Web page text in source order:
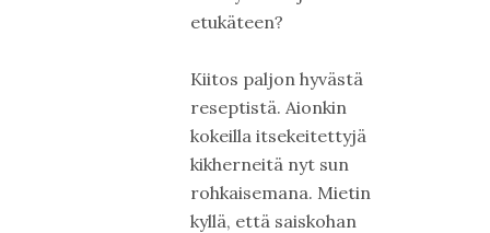
etukäteen?
Kiitos paljon hyvästä
reseptistä. Aionkin
kokeilla itsekeitettyjä
kikherneitä nyt sun
rohkaisemana. Mietin
kyllä, että saiskohan